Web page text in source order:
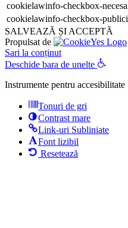
cookielawinfo-checkbox-
cookielawinfo-checkbox-
SALVEAZĂ ȘI ACCEPTĂ
Propulsat de
Sari la conținut
Deschide bara de unelte
Instrumente pentru accesibilitate
Tonuri de gri
Contrast mare
Link-uri Subliniate
Font lizibil
Resetează